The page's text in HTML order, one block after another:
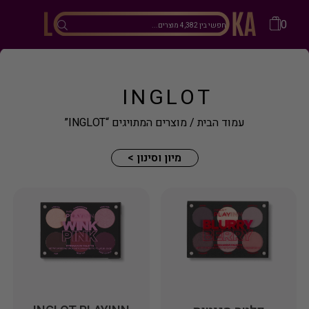
0
INGLOT
עמוד הבית / מוצרים המתויגים “INGLOT”
מיון וסינון >
קטגוריות מוצרים
מותג